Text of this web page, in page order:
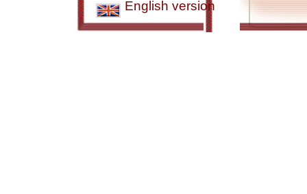
English version